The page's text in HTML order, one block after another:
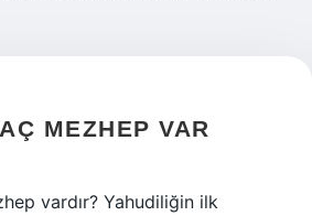
MEZHEP VAR
vardır? Yahudiliğin ilk